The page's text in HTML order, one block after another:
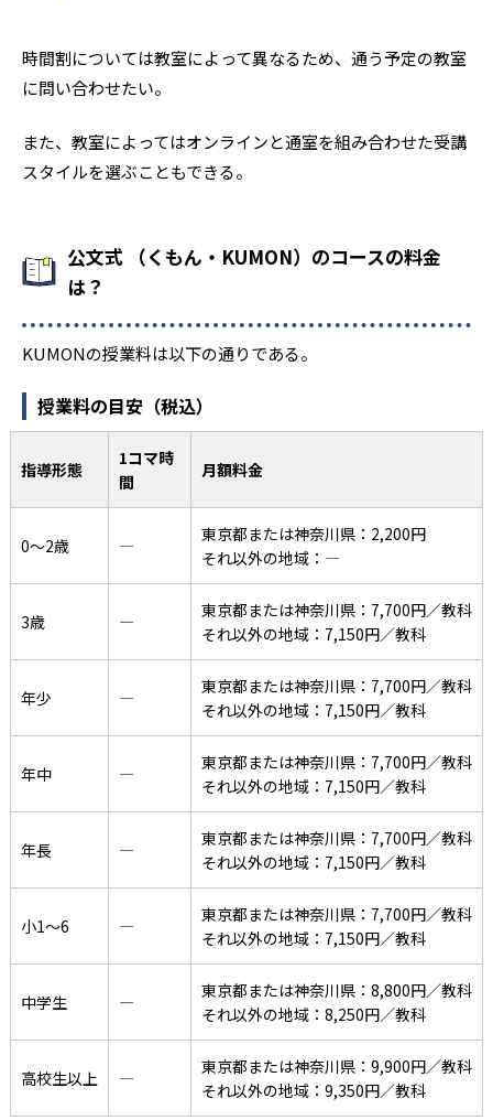
時間割については教室によって異なるため、通う予定の教室
に問い合わせたい。
また、教室によってはオンラインと通室を組み合わせた受講
スタイルを選ぶこともできる。
公文式 （くもん・KUMON）のコースの料金
は？
KUMONの授業料は以下の通りである。
授業料の目安（税込）
指導形態
1コマ時
間
月額料金
0〜2歳 ―
東京都または神奈川県：2,200円
それ以外の地域：―
3歳 ―
東京都または神奈川県：7,700円／教科
それ以外の地域：7,150円／教科
年少 ―
東京都または神奈川県：7,700円／教科
それ以外の地域：7,150円／教科
年中 ―
東京都または神奈川県：7,700円／教科
それ以外の地域：7,150円／教科
年長 ―
東京都または神奈川県：7,700円／教科
それ以外の地域：7,150円／教科
小1〜6 ―
東京都または神奈川県：7,700円／教科
それ以外の地域：7,150円／教科
中学生 ―
東京都または神奈川県：8,800円／教科
それ以外の地域：8,250円／教科
高校生以上 ―
東京都または神奈川県：9,900円／教科
それ以外の地域：9,350円／教科